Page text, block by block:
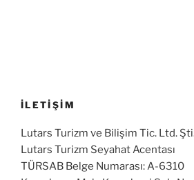
İLETİŞİM
Lutars Turizm ve Bilişim Tic. Ltd.
Lutars Turizm Seyahat Acentası
TÜRSAB Belge Numarası: A-6310